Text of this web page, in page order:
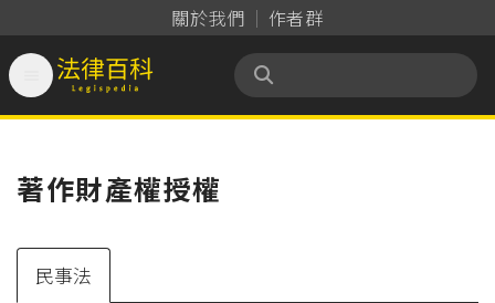
關於我們 作者群
法律百科 Legispedia
著作財產權授權
民事法